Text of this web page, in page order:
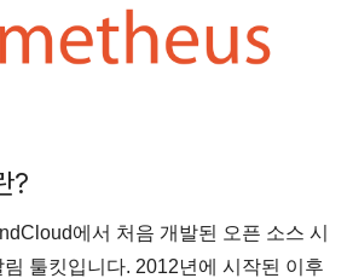
?
에서 처음 개발된 오픈 소스 시
툴킷입니다. 2012년에 시작된 이후